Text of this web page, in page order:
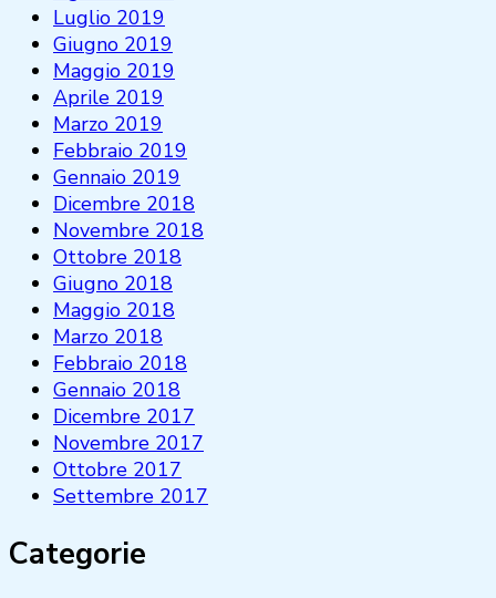
Luglio 2019
Giugno 2019
Maggio 2019
Aprile 2019
Marzo 2019
Febbraio 2019
Gennaio 2019
Dicembre 2018
Novembre 2018
Ottobre 2018
Giugno 2018
Maggio 2018
Marzo 2018
Febbraio 2018
Gennaio 2018
Dicembre 2017
Novembre 2017
Ottobre 2017
Settembre 2017
Categorie